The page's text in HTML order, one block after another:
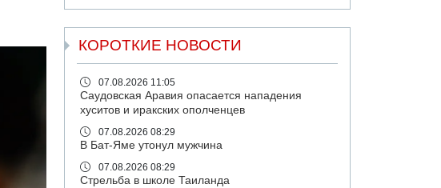
КОРОТКИЕ НОВОСТИ
07.08.2026 11:05
Саудовская Аравия опасается нападения
хуситов и иракских ополченцев
07.08.2026 08:29
В Бат-Яме утонул мужчина
07.08.2026 08:29
Стрельба в школе Таиланда